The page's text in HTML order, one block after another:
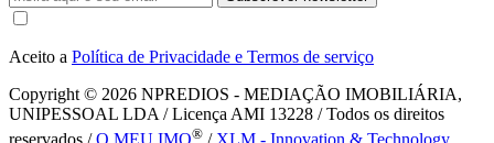
Aceito a Política de Privacidade e Termos de serviço
Copyright © 2026 NPREDIOS - MEDIAÇÃO IMOBILIÁRIA,
UNIPESSOAL LDA / Licença AMI 13228 / Todos os direitos
reservados /O MEU IMO® / XLM - Innovation & Technology